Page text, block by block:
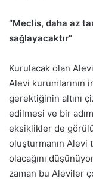
“Meclis, daha az
sağlayacaktır”
Kurulacak olan
Alevi kurumlarının
gerektiğinin altını
edilmesi ve bir
eksiklikler de
oluşturmanın Alevi
olacağını
zaman bu Aleviler